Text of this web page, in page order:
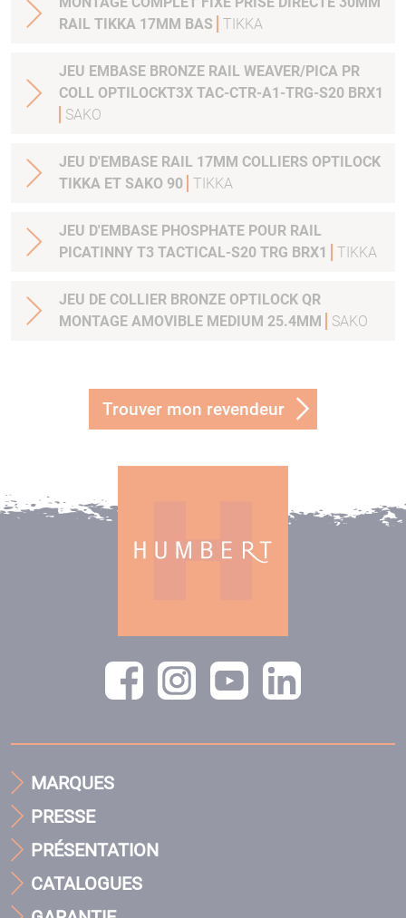
RAIL TIKKA 17MM BAS
TIKKA
JEU EMBASE BRONZE RAIL WEAVER/PICA PR
COLL OPTILOCKT3X TAC-CTR-A1-TRG-S20 BRX1
SAKO
JEU D'EMBASE RAIL 17MM COLLIERS OPTILOCK
TIKKA ET SAKO 90 TIKKA
JEU D'EMBASE PHOSPHATE POUR RAIL
PICATINNY T3 TACTICAL-S20 TRG BRX1
TIKKA
JEU DE COLLIER BRONZE OPTILOCK QR
MONTAGE AMOVIBLE MEDIUM 25.4MM
SAKO
Trouver mon revendeur
MARQUES
PRESSE
PRÉSENTATION
CATALOGUES